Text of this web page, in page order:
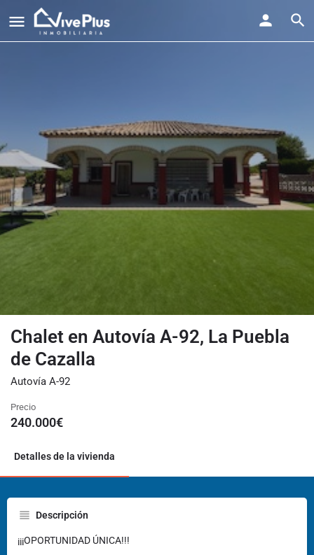
Chalet en Autovía A-92, La Puebla
de Cazalla
Autovía A-92
Precio
240.000€
Detalles de la vivienda
Descripción
¡¡¡OPORTUNIDAD ÚNICA!!!